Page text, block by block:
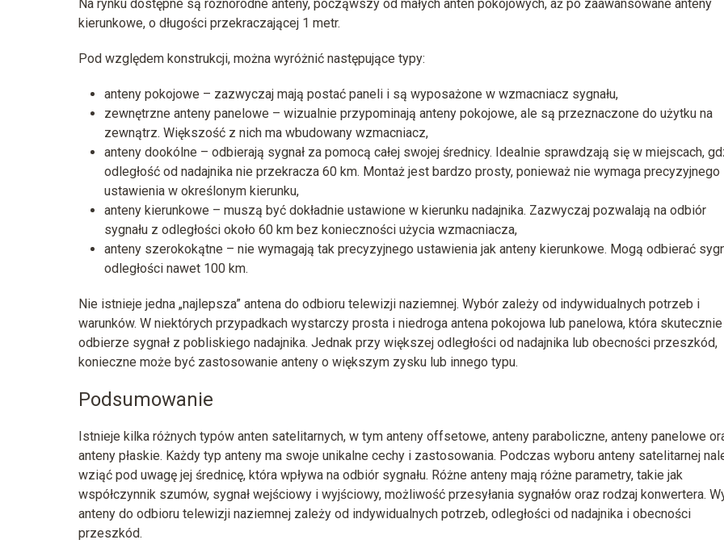
Na rynku dostępne są różnorodne anteny, począwszy od małych anten pokojowych, aż po zaawansowane anteny
kierunkowe, o długości przekraczającej 1 metr.
Pod względem konstrukcji, można wyróżnić następujące typy:
anteny pokojowe – zazwyczaj mają postać paneli i są wyposażone w wzmacniacz sygnału,
zewnętrzne anteny panelowe – wizualnie przypominają anteny pokojowe, ale są przeznaczone do użytku na
zewnątrz. Większość z nich ma wbudowany wzmacniacz,
anteny dookólne – odbierają sygnał za pomocą całej swojej średnicy. Idealnie sprawdzają się w miejscach,
odległość od nadajnika nie przekracza 60 km. Montaż jest bardzo prosty, ponieważ nie wymaga precyzyjnego
ustawienia w określonym kierunku,
anteny kierunkowe – muszą być dokładnie ustawione w kierunku nadajnika. Zazwyczaj pozwalają na odbiór
sygnału z odległości około 60 km bez konieczności użycia wzmacniacza,
anteny szerokokątne – nie wymagają tak precyzyjnego ustawienia jak anteny kierunkowe. Mogą odbierać
odległości nawet 100 km.
Nie istnieje jedna „najlepsza” antena do odbioru telewizji naziemnej. Wybór zależy od indywidualnych potrzeb i
warunków. W niektórych przypadkach wystarczy prosta i niedroga antena pokojowa lub panelowa, która skutecznie
odbierze sygnał z pobliskiego nadajnika. Jednak przy większej odległości od nadajnika lub obecności przeszkód,
konieczne może być zastosowanie anteny o większym zysku lub innego typu.
Podsumowanie
Istnieje kilka różnych typów anten satelitarnych, w tym anteny offsetowe, anteny paraboliczne, anteny panelowe
anteny płaskie. Każdy typ anteny ma swoje unikalne cechy i zastosowania. Podczas wyboru anteny satelitarnej
wziąć pod uwagę jej średnicę, która wpływa na odbiór sygnału. Różne anteny mają różne parametry, takie jak
współczynnik szumów, sygnał wejściowy i wyjściowy, możliwość przesyłania sygnałów oraz rodzaj konwertera.
anteny do odbioru telewizji naziemnej zależy od indywidualnych potrzeb, odległości od nadajnika i obecności
przeszkód.